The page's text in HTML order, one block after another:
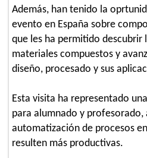
Además, han tenido la
evento en España sobre
que les ha permitido
materiales compuestos y
diseño, procesado y sus
Esta visita ha representado
para alumnado y profesorado,
automatización de procesos
resulten más productivas.